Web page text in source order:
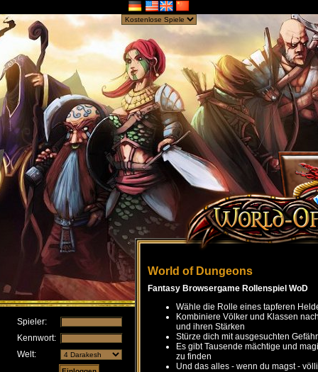
Spieler:
Kennwort:
Welt:
World of Dungeons
Fantasy Browsergame Rollenspiel WoD
Wähle die Rolle eines tapferen
Kombiniere Völker und Klassen
und ihren Stärken
Stürze dich mit ausgesuchten
Es gibt Tausende mächtige und
zu finden
Und das alles - wenn du magst -